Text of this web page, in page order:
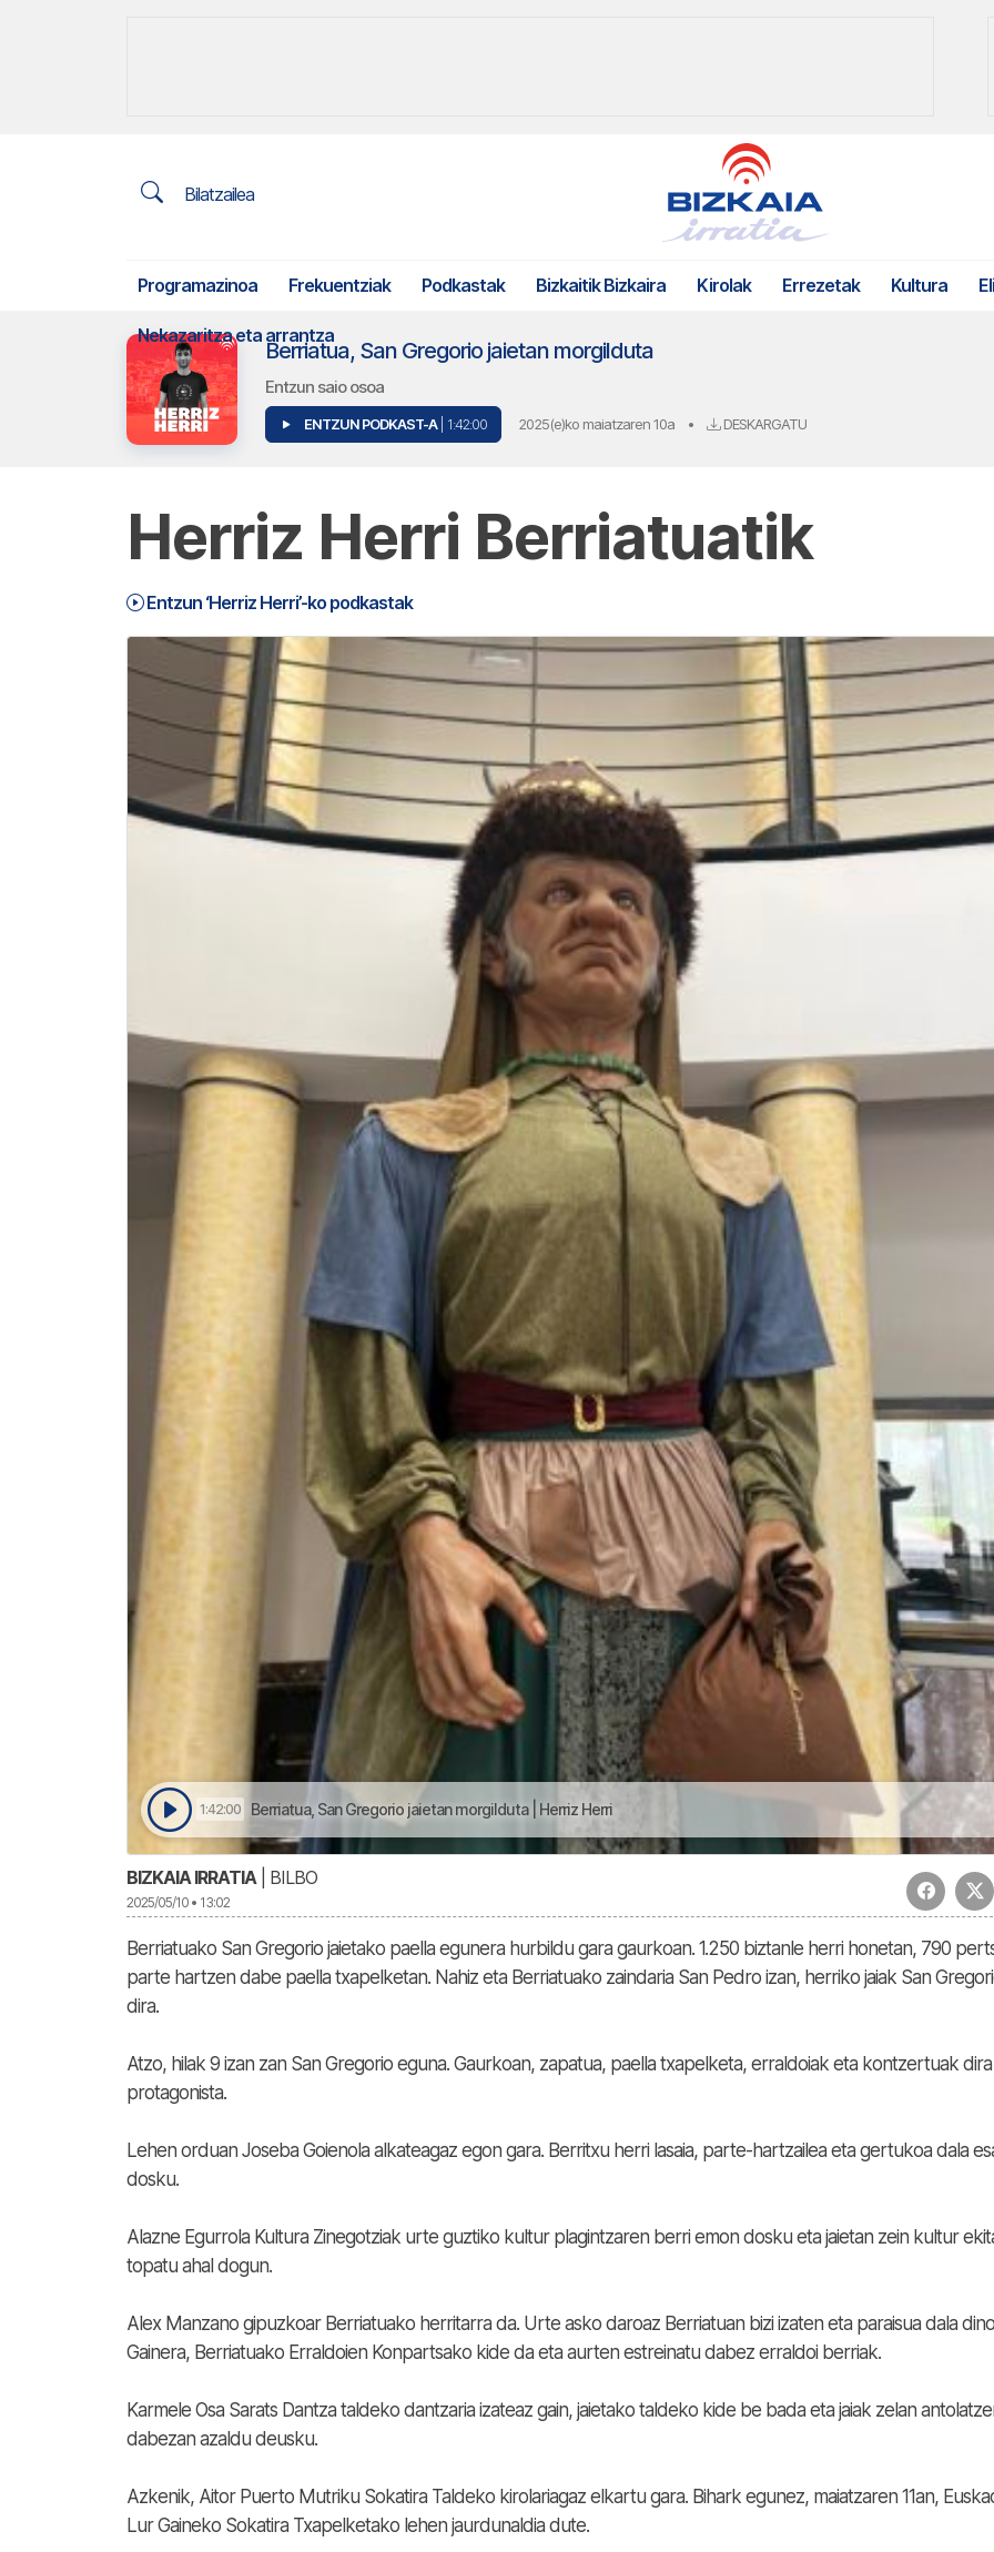
Bilatzailea
Programazinoa Frekuentziak Podkastak Bizkaitik Bizkaira Kirolak Errezetak Kultura
Nekazaritza eta arrantza
Berriatua, San Gregorio jaietan morgilduta
Entzun saio osoa
ENTZUN PODKAST-A | 1:42:00 2025(e)ko maiatzaren 10a • DESKARGATU
Herriz Herri Berriatuatik
Entzun ‘Herriz Herri’-ko podkastak
1:42:00 Berriatua, San Gregorio jaietan morgilduta | Herriz Herri
BIZKAIA IRRATIA| BILBO
2025/05/10 • 13:02
Berriatuako San Gregorio jaietako paella egunera hurbildu gara gaurkoan. 1.250 biztanle herri honetan, 790
parte hartzen dabe paella txapelketan. Nahiz eta Berriatuako zaindaria San Pedro izan, herriko jaiak San
dira.
Atzo, hilak 9 izan zan San Gregorio eguna. Gaurkoan, zapatua, paella txapelketa, erraldoiak eta kontzertuak dira
protagonista.
Lehen orduan Joseba Goienola alkateagaz egon gara. Berritxu herri lasaia, parte-hartzailea eta gertukoa dala
dosku.
Alazne Egurrola Kultura Zinegotziak urte guztiko kultur plagintzaren berri emon dosku eta jaietan zein kultur
topatu ahal dogun.
Alex Manzano gipuzkoar Berriatuako herritarra da. Urte asko daroaz Berriatuan bizi izaten eta paraisua dala
Gainera, Berriatuako Erraldoien Konpartsako kide da eta aurten estreinatu dabez erraldoi berriak.
Karmele Osa Sarats Dantza taldeko dantzaria izateaz gain, jaietako taldeko kide be bada eta jaiak zelan
dabezan azaldu deusku.
Azkenik, Aitor Puerto Mutriku Sokatira Taldeko kirolariagaz elkartu gara. Bihark egunez, maiatzaren 11an,
Lur Gaineko Sokatira Txapelketako lehen jaurdunaldia dute.